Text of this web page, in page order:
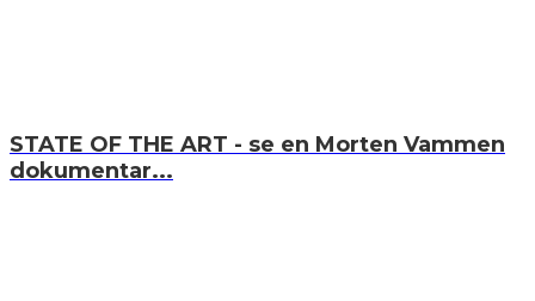
STATE OF THE ART - se en Morten Vammen
dokumentar...